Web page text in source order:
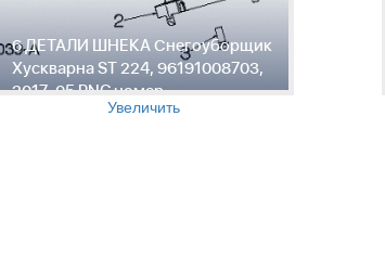
6 ДЕТАЛИ ШНЕКА Снегоуборщик
Хускварна ST 224, 96191008703,
2017-05 PNC номер
Увеличить